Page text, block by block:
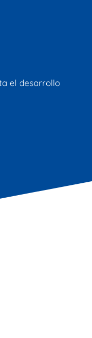
el desarrollo